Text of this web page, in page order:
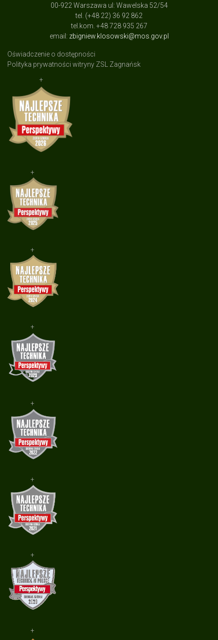
00-922 Warszawa ul: Wawelska 52/54
tel. (+48 22) 36 92 862
tel.kom. +48 728 935 267
email: zbigniew.klosowski@mos.gov.pl
Oświadczenie o dostępności
Polityka prywatności witryny ZSL Zagnańsk
+
+
+
+
+
+
+
+